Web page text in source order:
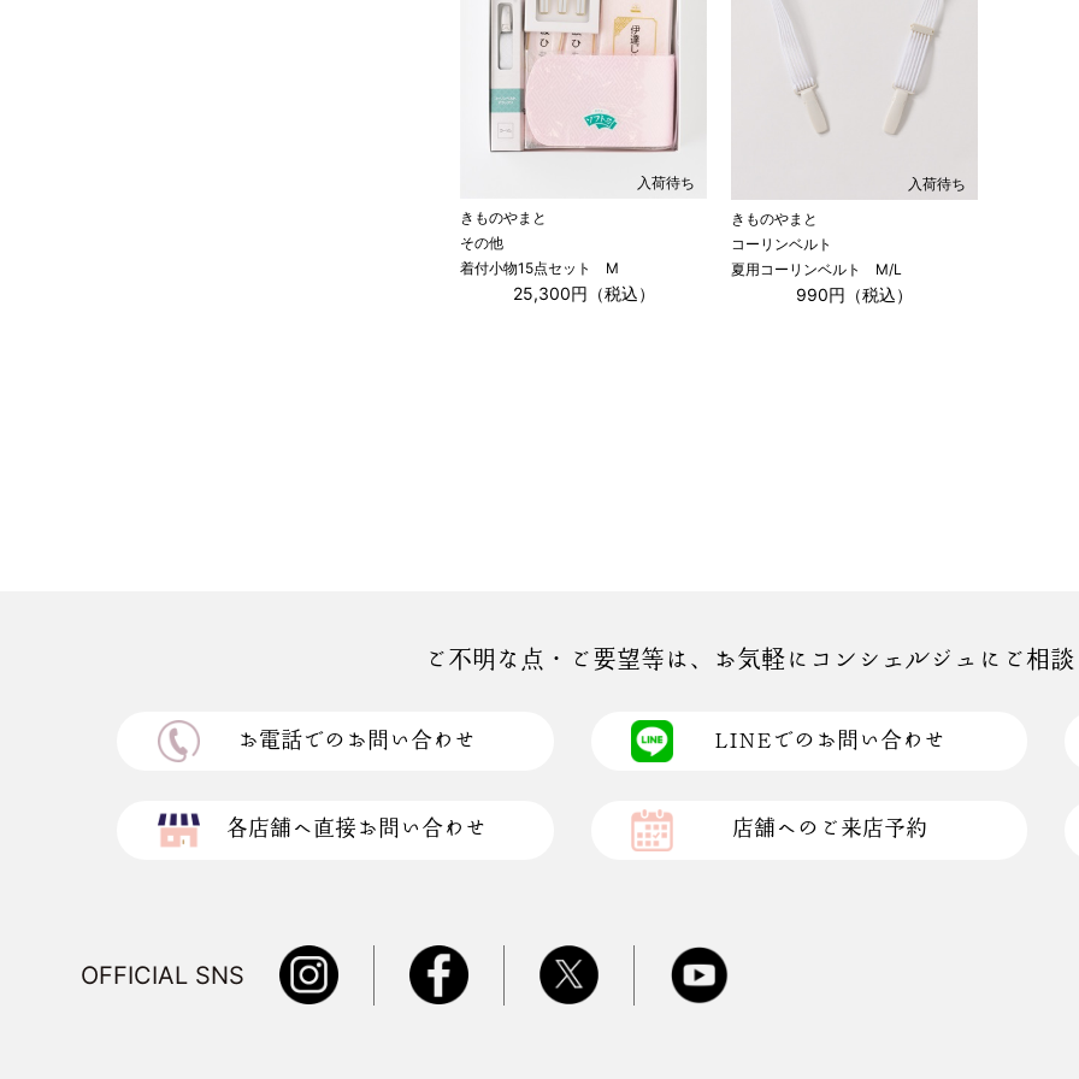
入荷待ち
きものやまと
その他
着付小物15点セット M
25,300円（税込）
入荷待ち
きものやまと
コーリンベルト
夏用コーリンベルト M/L
990円（税込）
ご不明な点・ご要望等は、お気軽にコンシェルジュにご相
お電話でのお問い合わせ LINEでのお問い合わせ
各店舗へ直接お問い合わせ 店舗へのご来店予約
OFFICIAL SNS